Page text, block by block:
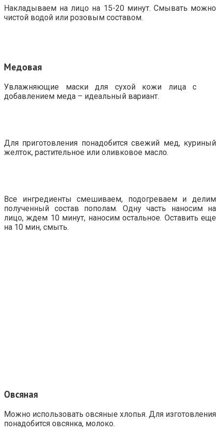
Накладываем на лицо на 15-20 минут. Смывать можно
чистой водой или розовым составом.
Медовая
Увлажняющие маски для сухой кожи лица с
добавлением меда – идеальный вариант.
Для приготовления понадобится свежий мед, куриный
желток, растительное или оливковое масло.
Все ингредиенты смешиваем, подогреваем и делим
полученный состав пополам. Одну часть наносим на
лицо, ждем 10 минут, наносим остальное. Оставить еще
на 10 мин, смыть.
Овсяная
Можно использовать овсяные хлопья. Для изготовления
понадобится овсянка, молоко.